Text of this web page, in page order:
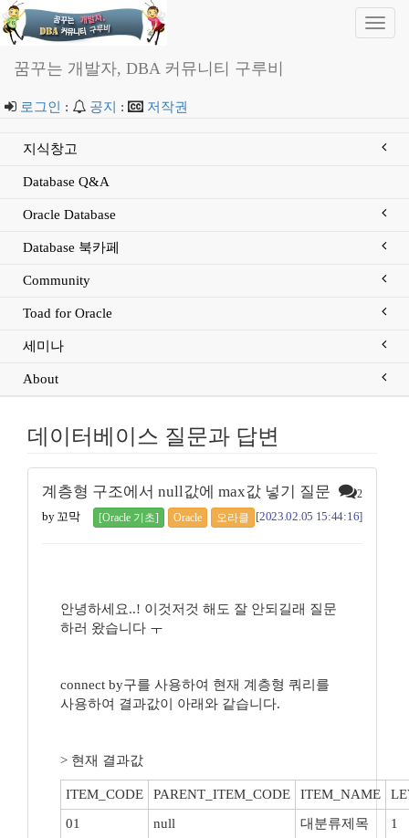
꿈꾸는 개발자, DBA 커뮤니티 구루비
로그인 : 공지 : 저작권
지식창고
Database Q&A
Oracle Database
Database 북카페
Community
Toad for Oracle
세미나
About
데이터베이스 질문과 답변
계층형 구조에서 null값에 max값 넣기 질문 2
by 꼬막 [Oracle 기초] Oracle 오라클 [2023.02.05 15:44:16]
안녕하세요..! 이것저것 해도 잘 안되길래 질문
하러 왔습니다 ㅜ
connect by구를 사용하여 현재 계층형 쿼리를
사용하여 결과값이 아래와 같습니다.
> 현재 결과값
ITEM_CODE PARENT_ITEM_CODE ITEM_NAME
01
null 대분류제목 1